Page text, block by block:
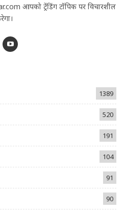
आपको ट्रेंडिंग टॉपिक पर विचारशील
1389
520
191
104
91
90